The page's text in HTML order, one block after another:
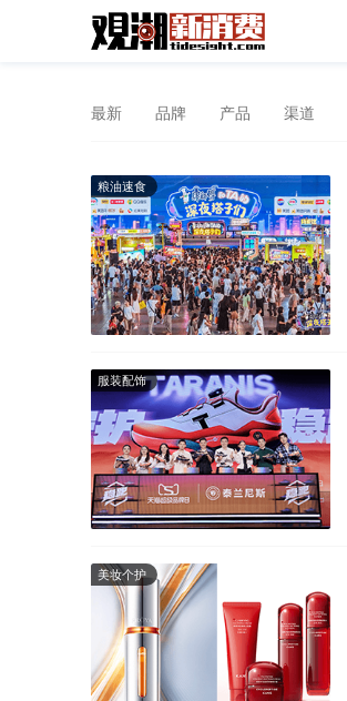
最新 品牌 产品 渠道
粮油速食
服装配饰
美妆个护